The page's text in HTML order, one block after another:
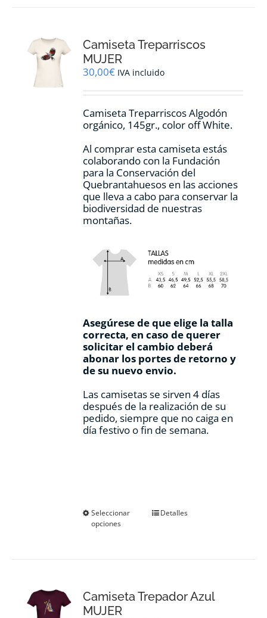
se
elegir
la
de
producto
Camiseta Treparriscos
MUJER
30,00€ IVA incluido
Camiseta Treparriscos Algodón
orgánico, 145gr., color off White.
Al comprar esta camiseta estás
colaborando con la Fundación
para la Conservación del
Quebrantahuesos en las acciones
que lleva a cabo para conservar la
biodiversidad de nuestras
montañas.
Asegúrese de que elige la talla
correcta, en caso de querer
solicitar el cambio deberá
abonar los portes de retorno y
de su nuevo envio.
Las camisetas se sirven 4 días
después de la realización de su
pedido, siempre que no caiga en
día festivo o fin de semana.
Seleccionar
opciones
Este
se
Detalles
Camiseta Trepador Azul
MUJER